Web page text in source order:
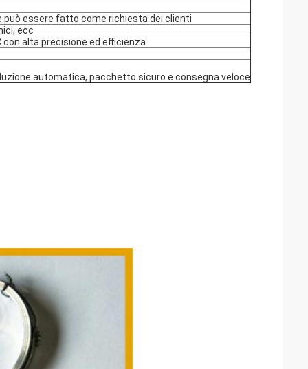
può essere fatto come richiesta dei clienti
ecc
con alta precisione ed efficienza
automatica, pacchetto sicuro e consegna veloce